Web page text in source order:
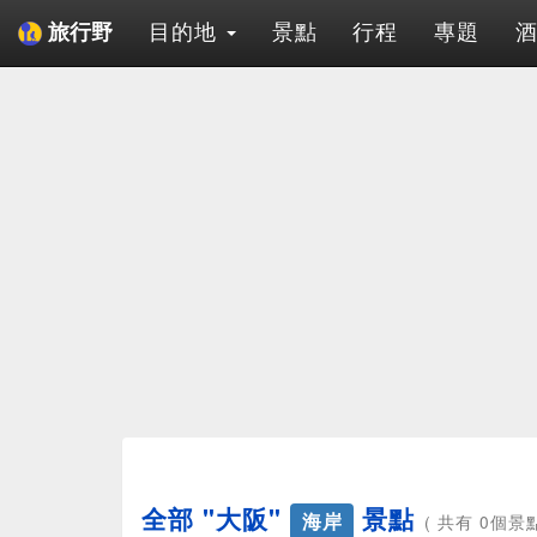
旅行野 目的地 景點 行程 專題
全部 "大阪" 海岸 景點 ( 共有 0個景